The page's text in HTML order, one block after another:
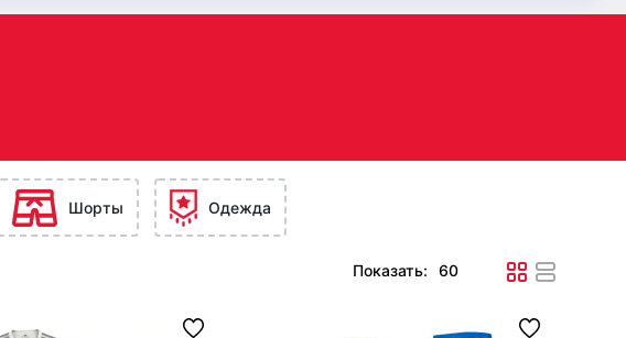
Шорты Одежда
Показать: